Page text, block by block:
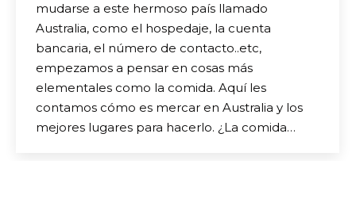
mudarse a este hermoso país llamado
Australia, como el hospedaje, la cuenta
bancaria, el número de contacto..etc,
empezamos a pensar en cosas más
elementales como la comida. Aquí les
contamos cómo es mercar en Australia y los
mejores lugares para hacerlo. ¿La comida…